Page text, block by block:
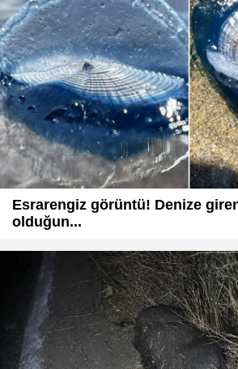
Esrarengiz görüntü! Denize
olduğun...